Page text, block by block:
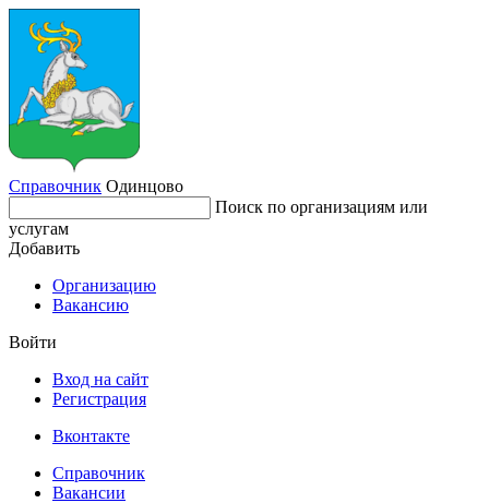
Справочник Одинцово
Поиск по организациям или
услугам
Добавить
Организацию
Вакансию
Войти
Вход на сайт
Регистрация
Вконтакте
Справочник
Вакансии